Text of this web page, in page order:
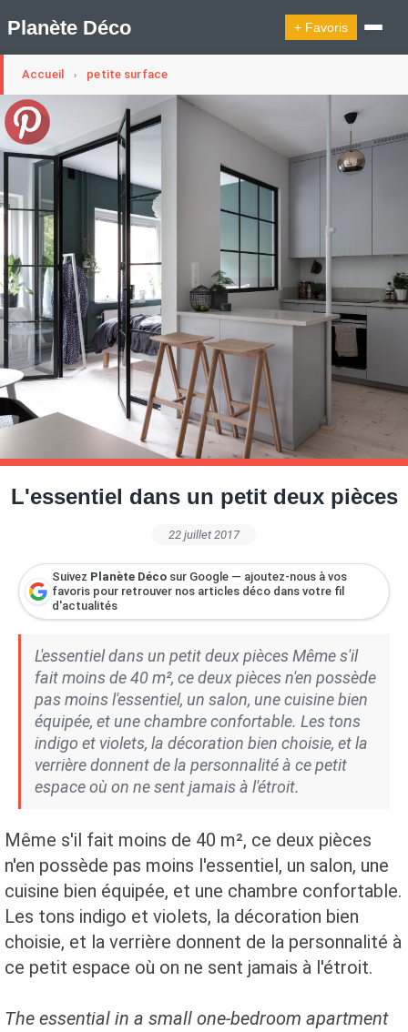
Planète Déco + Favoris
🛍︎ Shop Planète Déco ℹ︎ À propos
Appartement Design
Decoration Noël
Design Suédois En Quelques Photos
Idées Déco En 10 Photos
La Semaine Décoration Et Design
Maison En Ville
Méli-Mélo Suédois
Publi Reportage
Tendance
Interieurs Scandinaves
La Décoration Selon Votre Signe Astrologique
Les Trouvailles Déco Du Jour
Maison Appartement Écologique
Maison Container/container House
Maison D'hôtes
Maison Et Appartement Vintage
On Décode La Déco
Petite Surface
Piscine Question De Style
Renovation
Revue De Week End
Tiny House
Accueil › petite surface
L'essentiel dans un petit deux pièces
22 juillet 2017
Suivez Planète Déco sur Google — ajoutez-nous à vos
favoris pour retrouver nos articles déco dans votre fil
d'actualités
L'essentiel dans un petit deux pièces Même s'il
fait moins de 40 m², ce deux pièces n'en possède
pas moins l'essentiel, un salon, une cuisine bien
équipée, et une chambre confortable. Les tons
indigo et violets, la décoration bien choisie, et la
verrière donnent de la personnalité à ce petit
espace où on ne sent jamais à l'étroit.
Même s'il fait moins de 40 m², ce deux pièces
n'en possède pas moins l'essentiel, un salon, une
cuisine bien équipée, et une chambre confortable.
Les tons indigo et violets, la décoration bien
choisie, et la verrière donnent de la personnalité à
ce petit espace où on ne sent jamais à l'étroit.
The essential in a small one-bedroom apartment